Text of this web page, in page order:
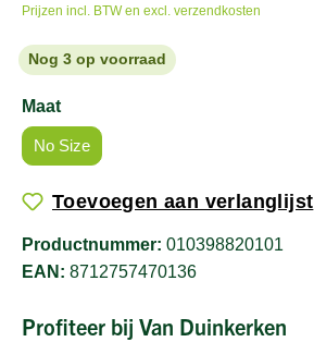
Prijzen incl. BTW en excl. verzendkosten
Nog 3 op voorraad
Maat
No Size
Toevoegen aan verlanglijst
Productnummer: 010398820101
EAN: 8712757470136
Profiteer bij Van Duinkerken